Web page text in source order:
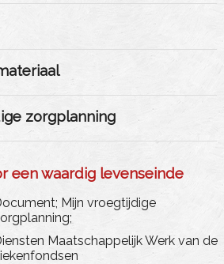
zorgplanning
een waardig levenseinde
Mijn vroegtijdige
Maatschappelijk Werk van de